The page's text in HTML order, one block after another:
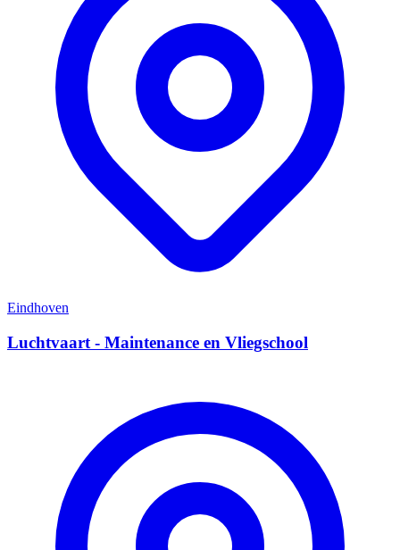
Eindhoven
Luchtvaart - Maintenance en Vliegschool